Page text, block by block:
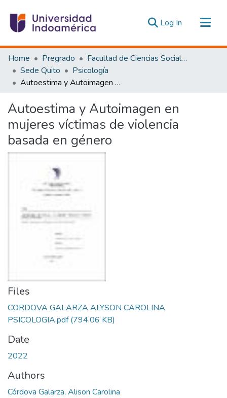
Log In (current)
Communities & Collections
All of DSpace
Statistics
Home Pregrado
Facultad de Ciencias Sociales y Humanas
Sede Quito
Psicología
Autoestima y Autoimagen en mujeres víctimas de violencia basada en género
Autoestima y Autoimagen en
mujeres víctimas de violencia
basada en género
Files
CORDOVA GALARZA ALYSON CAROLINA
PSICOLOGIA.pdf(794.06 KB)
Date
2022
Authors
Córdova Galarza, Alison Carolina